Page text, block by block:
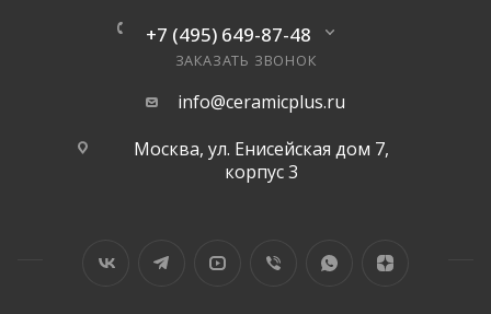
+7 (495) 649-87-48
ЗАКАЗАТЬ ЗВОНОК
info@ceramicplus.ru
Москва, ул. Енисейская дом 7,
корпус 3